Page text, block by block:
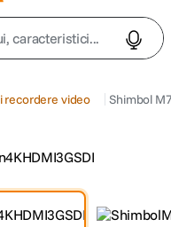
recordere video Shimbol